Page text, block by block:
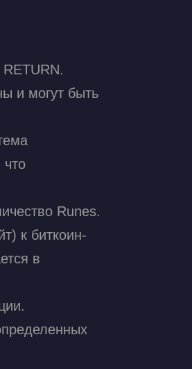
и могут быть
что
Runes.
к биткоин-
в